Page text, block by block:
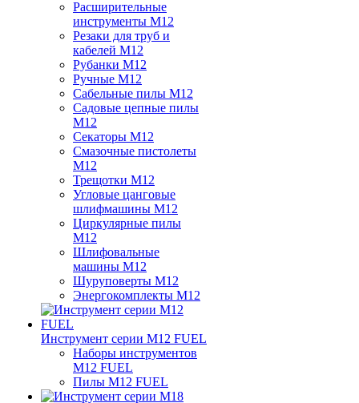
Расширительные
инструменты M12
Резаки для труб и
кабелей M12
Рубанки M12
Ручные M12
Сабельные пилы M12
Садовые цепные пилы
M12
Секаторы M12
Смазочные пистолеты
M12
Трещотки M12
Угловые цанговые
шлифмашины M12
Циркулярные пилы
M12
Шлифовальные
машины M12
Шуруповерты M12
Энергокомплекты M12
Инструмент серии M12 FUEL
Наборы инструментов
M12 FUEL
Пилы M12 FUEL